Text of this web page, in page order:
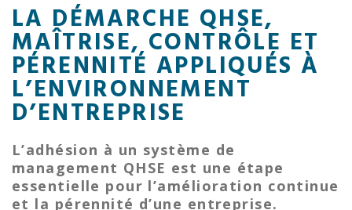
LA DÉMARCHE QHSE,
MAÎTRISE, CONTRÔLE ET
PÉRENNITÉ APPLIQUÉS À
L’ENVIRONNEMENT
D’ENTREPRISE
L’adhésion à un système de
management QHSE est une étape
essentielle pour l’amélioration continue
et la pérennité d’une entreprise.